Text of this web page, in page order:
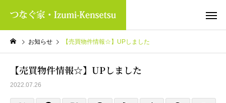
お知らせ 【売買物件情報☆】UPしました
【売買物件情報☆】UPしました
2022.07.26